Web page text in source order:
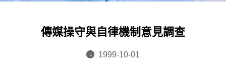
傳媒操守與自律機制意見調查
1999-10-01